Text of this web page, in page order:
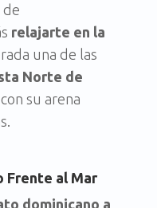
de
relajarte en la
una de las
Norte de
, con su arena
Frente al Mar
dominicano a